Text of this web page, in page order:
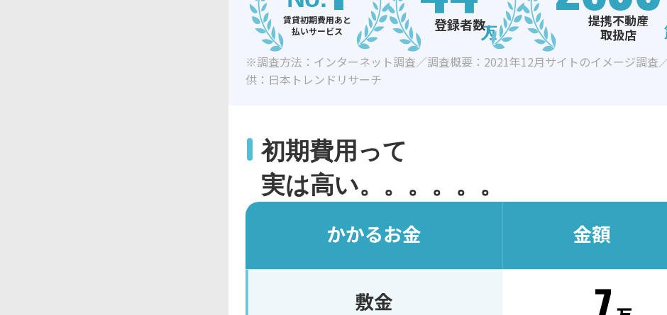
賃貸初期費用あと
払いサービス
登録者数
提携不動産
取扱店
※調査方法：インターネット調査／調査概要：2021年12月サイトのイメージ調査
供：日本トレンドリサーチ
初期費用って
実は高い。。。。。。